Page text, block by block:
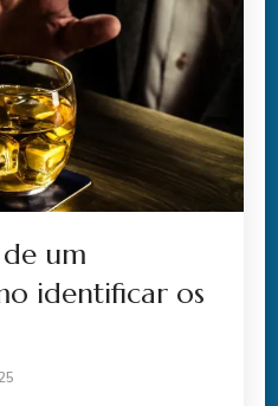
um
identificar os